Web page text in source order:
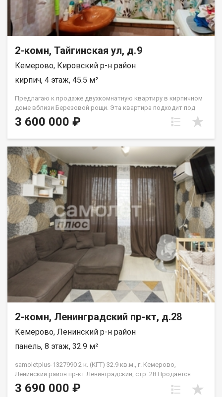
2-комн, Тайгинская ул, д.9
Кемерово, Кировский р-н район
кирпич, 4 этаж, 45.5 м²
Предлагаю к продаже двухкомнатную квартиру в кирпичном
доме вблизи Березовой рощи. Эта квартира подходит под
все виды сделок, любые сертификаты и ипотеку. Квартира
без долгов и обременений. Квартира в жилом состоянии.
так и семьи с детьми, из этой планировки легко сделать 3
комнатную квартиру с двумя раздельными спальнями. Очень
удачное расположение дома: рядом есть детские, школа,
поликлиника обычная и детская, березовая роща для
прогулок, остановка транспорта, магазины и многое другое.
Звоните, договоримся о просмотре квартиры
3 600 000 ₽
2-комн, Ленинградский пр-кт, д.28
Кемерово, Ленинский р-н район
панель, 8 этаж, 32.9 м²
samoletplus-1327990 2 к. (КГТ) 32.9 кв.м., г. Кемерово,
Ленинский район пр-кт Ленинградский, стр. 28 Продается
квартира без дополнительных вложений! Описание: Квартира
с качественным евро ремонтом. Остается вся встроенная
3 690 000 ₽